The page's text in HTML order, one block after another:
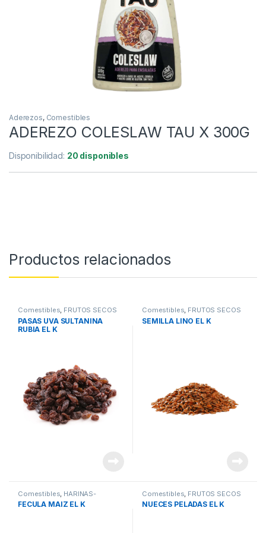
Aderezos, Comestibles
ADEREZO COLESLAW TAU X 300G
Disponibilidad: 20 disponibles
Productos relacionados
Comestibles, FRUTOS SECOS
PASAS UVA SULTANINA
RUBIA EL K
Comestibles, FRUTOS SECOS
SEMILLA LINO EL K
Comestibles HARINAS-
MAIZENA-PURE-PREMEZ
FECULA MAIZ EL K
Comestibles FRUTOS SECOS
NUECES PELADAS EL K